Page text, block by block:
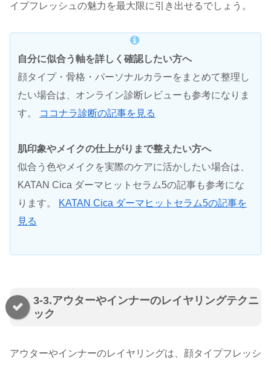
イプフレッシュの魅力を最大限に引き出せるでしょう。
自分に似合う軸を詳しく確認したい方へ
顔タイプ・骨格・パーソナルカラーをまとめて整理し
たい場合は、オンライン診断レビューも参考になりま
す。
ココナラ診断の記事を見る
肌印象やメイクの仕上がりまで整えたい方へ
似合う色やメイクを実際のケアに活かしたい場合は、
KATAN Cica ダーマヒットセラム5の記事も参考にな
ります。
KATAN Cica ダーマヒットセラム5の記事を
見る
3-3.アウターやインナーのレイヤリングテクニ
ック
アウターやインナーのレイヤリングは、顔タイプフレッシ